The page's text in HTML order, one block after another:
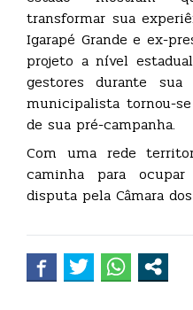
transformar sua
Igarapé Grande e ex-
projeto a nível
gestores durante sua
municipalista tornou-
de sua pré-campanha.
Com uma rede
caminha para
disputa pela Câmara